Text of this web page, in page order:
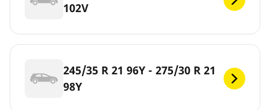
102V
245/35 R 21 96Y - 275/30 R 21
98Y